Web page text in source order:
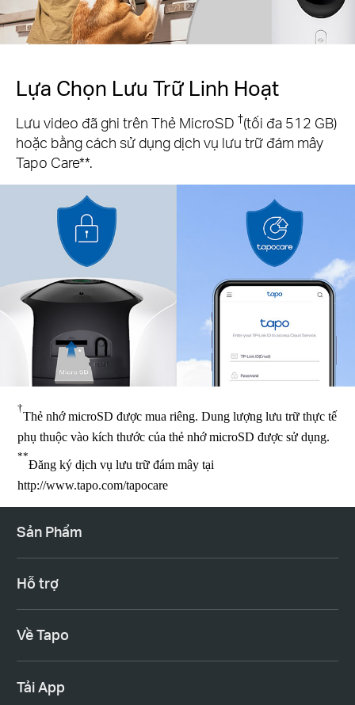
Lựa Chọn Lưu Trữ Linh Hoạt
Lưu video đã ghi trên Thẻ MicroSD †(tối đa 512 GB)
hoặc bằng cách sử dụng dịch vụ lưu trữ đám mây
Tapo Care**.
†
Thẻ nhớ microSD được mua riêng. Dung lượng lưu trữ thực tế
phụ thuộc vào kích thước của thẻ nhớ microSD được sử dụng.
**
Đăng ký dịch vụ lưu trữ đám mây tại
http://www.tapo.com/tapocare
Sản Phẩm
Hỗ trợ
Về Tapo
Tải App